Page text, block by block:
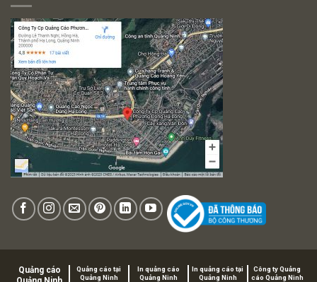
Quảng cáo
Quảng cáo tại
Quảng Ninh
In quảng cáo
Quảng Ninh
In quảng cáo tại
Quảng Ninh
Công ty Quảng
cáo Quảng Ninh